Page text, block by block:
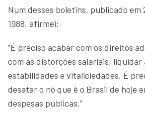
Num desses boletins, publicado em
1988, afirmei:
“É preciso acabar com os direitos
com as distorções salariais, liquidar
estabilidades e vitaliciedades. É
desatar o nó que é o Brasil de hoje
despesas públicas.”